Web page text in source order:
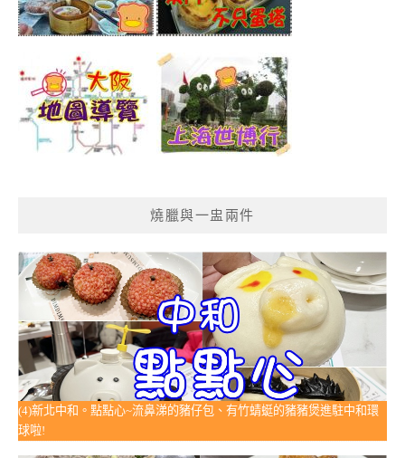
燒臘與一盅兩件
(4)新北中和。點點心~流鼻涕的豬仔包、有竹蜻蜓的豬豬煲進駐中和環
球啦!